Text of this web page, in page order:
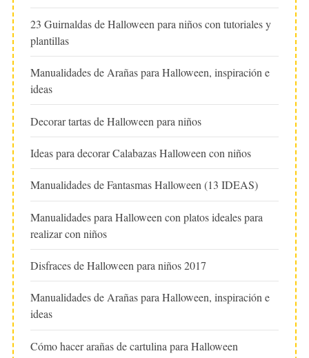
23 Guirnaldas de Halloween para niños con tutoriales y
plantillas
Manualidades de Arañas para Halloween, inspiración e
ideas
Decorar tartas de Halloween para niños
Ideas para decorar Calabazas Halloween con niños
Manualidades de Fantasmas Halloween (13 IDEAS)
Manualidades para Halloween con platos ideales para
realizar con niños
Disfraces de Halloween para niños 2017
Manualidades de Arañas para Halloween, inspiración e
ideas
Cómo hacer arañas de cartulina para Halloween